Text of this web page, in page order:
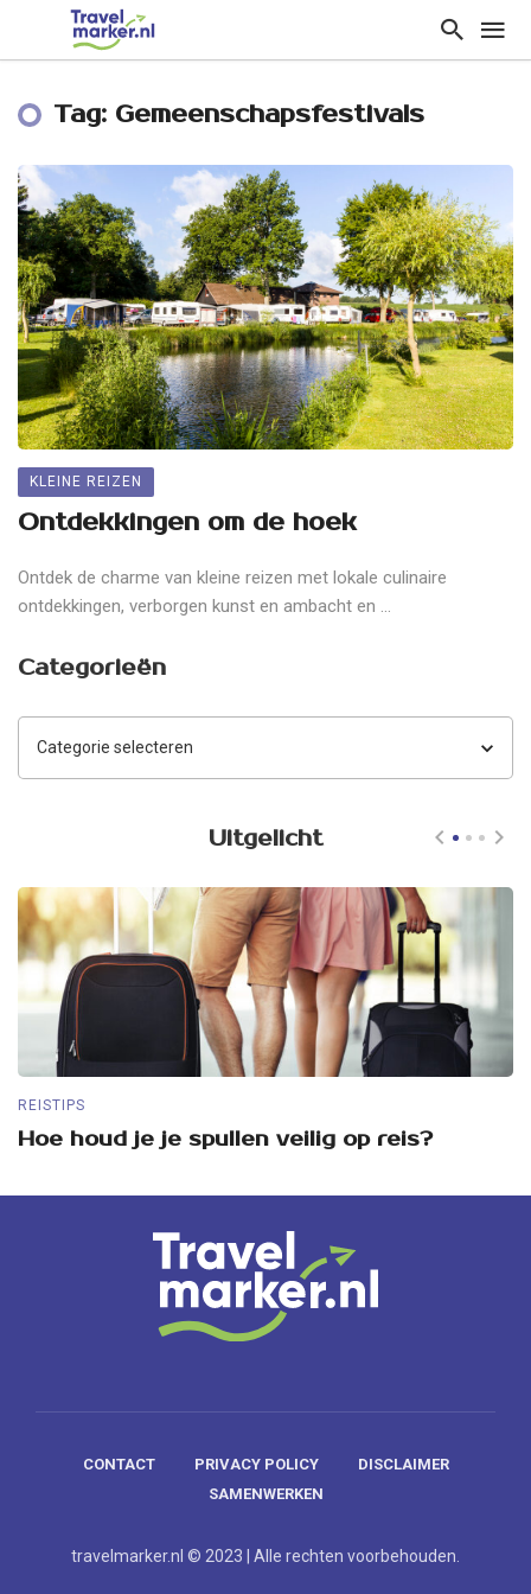
Tag: Gemeenschapsfestivals
KLEINE REIZEN
Ontdekkingen om de hoek
Ontdek de charme van kleine reizen met lokale culinaire
ontdekkingen, verborgen kunst en ambacht en ...
Categorieën
Uitgelicht
REISTIPS
Hoe houd je je spullen veilig op reis?
CONTACT PRIVACY POLICY
DISCLAIMER
SAMENWERKEN
travelmarker.nl © 2023 | Alle rechten voorbehouden.